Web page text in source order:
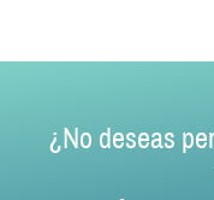
¿No deseas